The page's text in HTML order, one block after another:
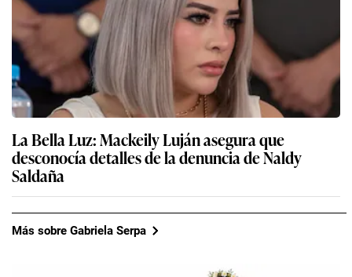
La Bella Luz: Mackeily Luján asegura que
desconocía detalles de la denuncia de Naldy
Saldaña
Más sobre Gabriela Serpa